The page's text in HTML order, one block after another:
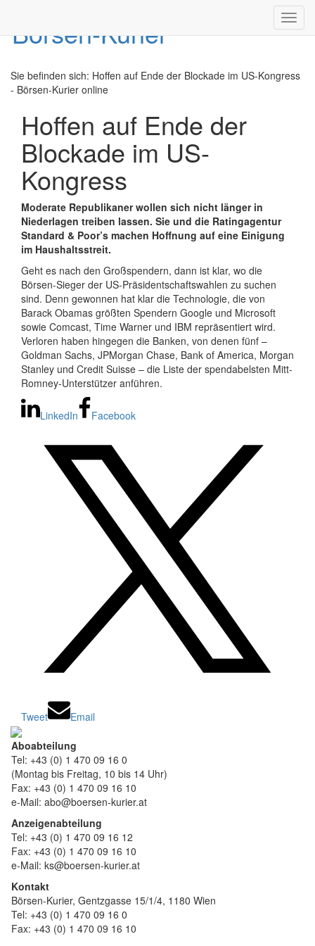
Sie befinden sich: Hoffen auf Ende der Blockade im US-Kongress
- Börsen-Kurier online
Hoffen auf Ende der
Blockade im US-
Kongress
Moderate Republikaner wollen sich nicht länger in
Niederlagen treiben lassen. Sie und die Ratingagentur
Standard & Poor’s machen Hoffnung auf eine Einigung
im Haushaltsstreit.
Geht es nach den Großspendern, dann ist klar, wo die
Börsen-Sieger der US-Präsidentschaftswahlen zu suchen
sind. Denn gewonnen hat klar die Technologie, die von
Barack Obamas größten Spendern Google und Microsoft
sowie Comcast, Time Warner und IBM repräsentiert wird.
Verloren haben hingegen die Banken, von denen fünf –
Goldman Sachs, JPMorgan Chase, Bank of America, Morgan
Stanley und Credit Suisse – die Liste der spendabelsten Mitt-
Romney-Unterstützer anführen.
LinkedIn Facebook
Tweet Email
Aboabteilung
Tel: +43 (0) 1 470 09 16 0
(Montag bis Freitag, 10 bis 14 Uhr)
Fax: +43 (0) 1 470 09 16 10
e-Mail: abo@boersen-kurier.at
Anzeigenabteilung
Tel: +43 (0) 1 470 09 16 12
Fax: +43 (0) 1 470 09 16 10
e-Mail: ks@boersen-kurier.at
Kontakt
Börsen-Kurier, Gentzgasse 15/1/4, 1180 Wien
Tel: +43 (0) 1 470 09 16 0
Fax: +43 (0) 1 470 09 16 10